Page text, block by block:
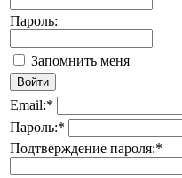
Пароль:
Запомнить меня
Email:*
Пароль:*
Подтверждение пароля:*